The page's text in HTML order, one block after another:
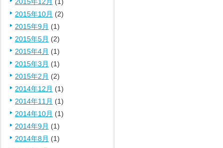
2015年12月 (1)
2015年10月 (2)
2015年9月 (1)
2015年5月 (2)
2015年4月 (1)
2015年3月 (1)
2015年2月 (2)
2014年12月 (1)
2014年11月 (1)
2014年10月 (1)
2014年9月 (1)
2014年8月 (1)